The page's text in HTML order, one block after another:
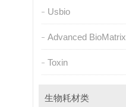
Usbio
Advanced BioMatrix
Toxin
生物耗材类